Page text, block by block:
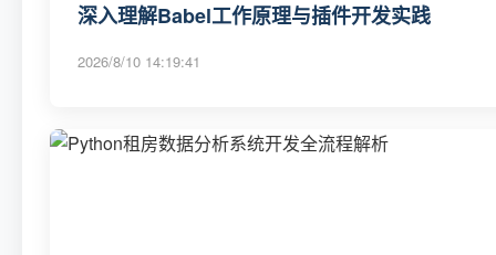
深入理解Babel工作原理与插件开发实践
2026/8/10 14:19:41